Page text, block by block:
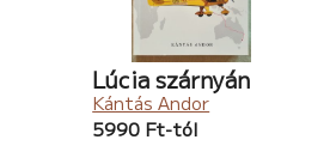
Lúcia szárnyán
Kántás Andor
5990 Ft-tól